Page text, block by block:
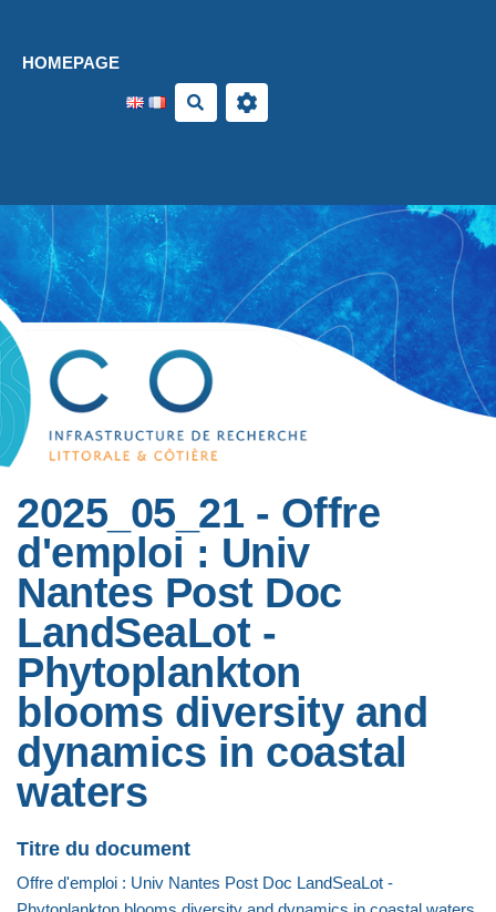
HOMEPAGE
Search
2025_05_21 - Offre
d'emploi : Univ
Nantes Post Doc
LandSeaLot -
Phytoplankton
blooms diversity and
dynamics in coastal
waters
Titre du document
Offre d'emploi : Univ Nantes Post Doc LandSeaLot -